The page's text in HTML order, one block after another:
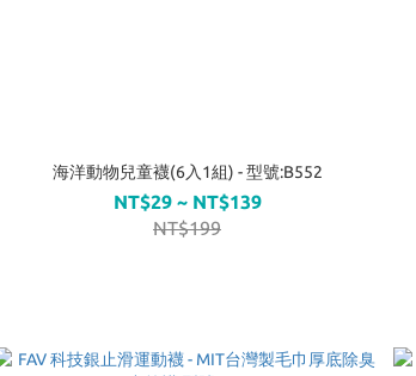
海洋動物兒童襪(6入1組) - 型號:B552
NT$29 ~ NT$139
NT$199